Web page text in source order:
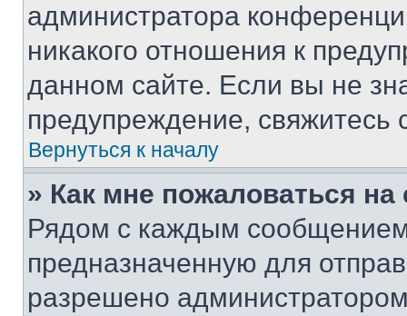
администратора
никакого отношения к
данном сайте. Если вы не
предупреждение,
Вернуться к началу
» Как мне пожаловаться
Рядом с каждым сообщением
предназначенную для
разрешено